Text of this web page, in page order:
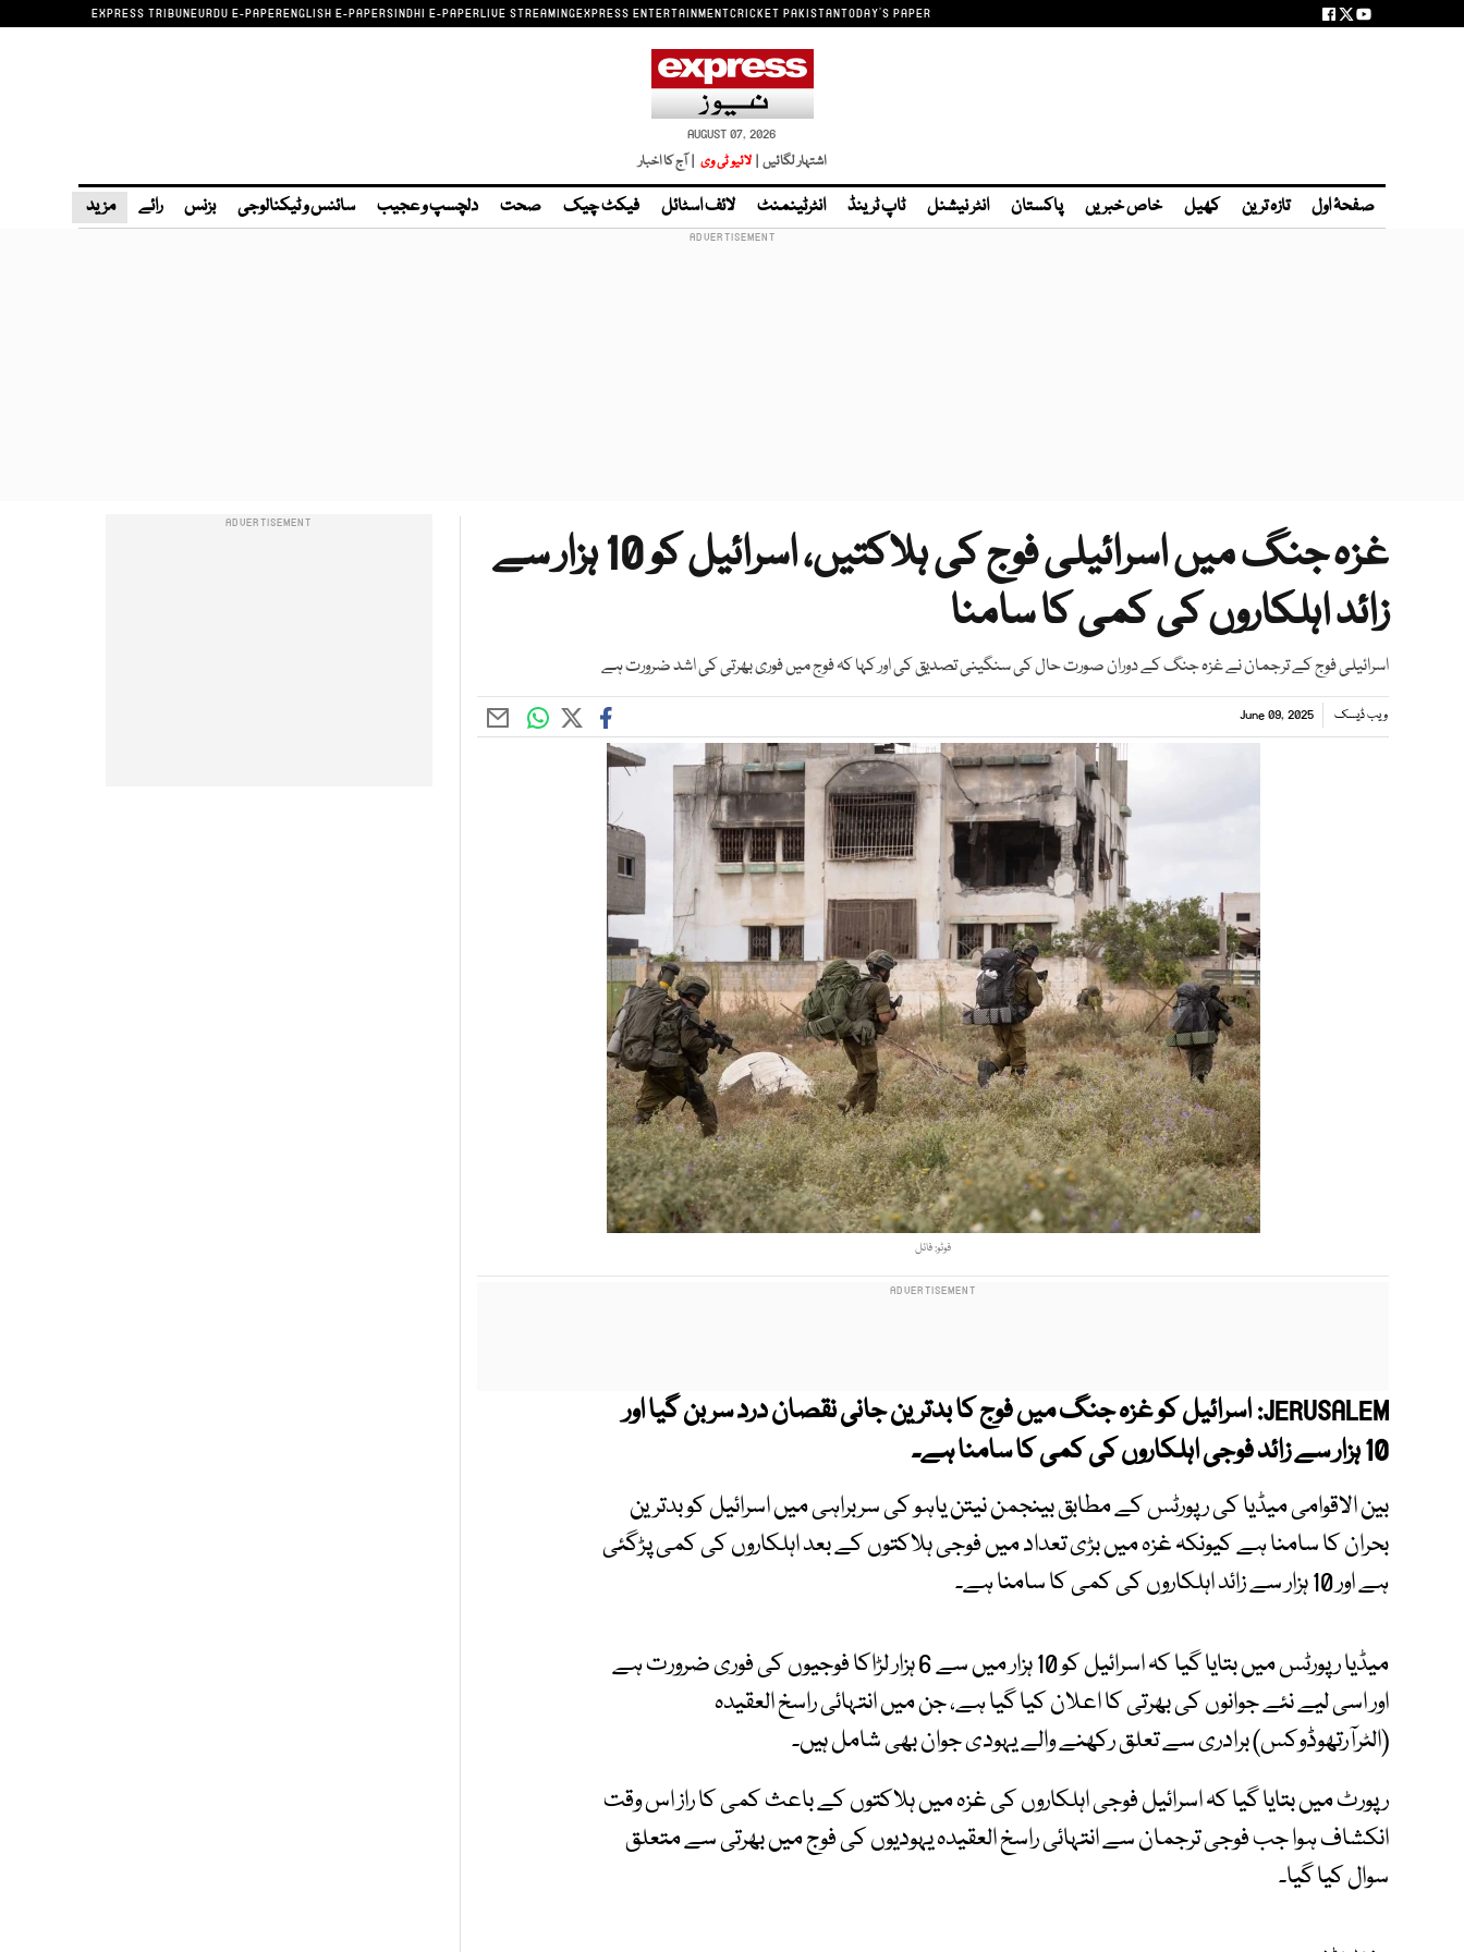
EXPRESS TRIBUNEURDU E-PAPERENGLISH E-PAPERSINDHI E-PAPERLIVE STREAMINGEXPRESS ENTERTAINMENTCRICKET PAKISTANTODAY'S PAPER
AUGUST 07, 2026
اشتہار لگائیں | لائیو ٹی وی | آج کا اخبار
صفحۂ اول تازہ ترین کھیل خاص خبریں پاکستان انٹر نیشنل ٹاپ ٹرینڈ انٹرٹینمنٹ لائف اسٹائل فیکٹ چیک صحت دلچسپ و عجیب سائنس و ٹیکنالوجی بزنس رائے مزید
غزہ جنگ میں اسرائیلی فوج کی ہلاکتیں، اسرائیل کو 10 ہزار سے
زائد اہلکاروں کی کمی کا سامنا
اسرائیلی فوج کے ترجمان نے غزہ جنگ کے دوران صورت حال کی سنگینی تصدیق کی اور کہا کہ فوج میں فوری بھرتی کی اشد ضرورت ہے
ویب ڈیسک June 09, 2025
فوٹو: فائل
JERUSALEM: اسرائیل کو غزہ جنگ میں فوج کا بدترین جانی نقصان درد سر بن گیا اور
10 ہزار سے زائد فوجی اہلکاروں کی کمی کا سامنا ہے۔
بین الاقوامی میڈیا کی رپورٹس کے مطابق بینجمن نیتن یاہو کی سربراہی میں اسرائیل کو بدترین
بحران کا سامنا ہے کیونکہ غزہ میں بڑی تعداد میں فوجی ہلاکتوں کے بعد اہلکاروں کی کمی پڑگئی
ہے اور 10 ہزار سے زائد اہلکاروں کی کمی کا سامنا ہے۔
میڈیا رپورٹس میں بتایا گیا کہ اسرائیل کو 10 ہزار میں سے 6 ہزار لڑاکا فوجیوں کی فوری ضرورت ہے
اور اسی لیے نئے جوانوں کی بھرتی کا اعلان کیا گیا ہے، جن میں انتہائی راسخ العقیدہ
(الٹرآرتھوڈوکس) برادری سے تعلق رکھنے والے یہودی جوان بھی شامل ہیں۔
رپورٹ میں بتایا گیا کہ اسرائیل فوجی اہلکاروں کی غزہ میں ہلاکتوں کے باعث کمی کا راز اس وقت
انکشاف ہوا جب فوجی ترجمان سے انتہائی راسخ العقیدہ یہودیوں کی فوج میں بھرتی سے متعلق
سوال کیا گیا۔